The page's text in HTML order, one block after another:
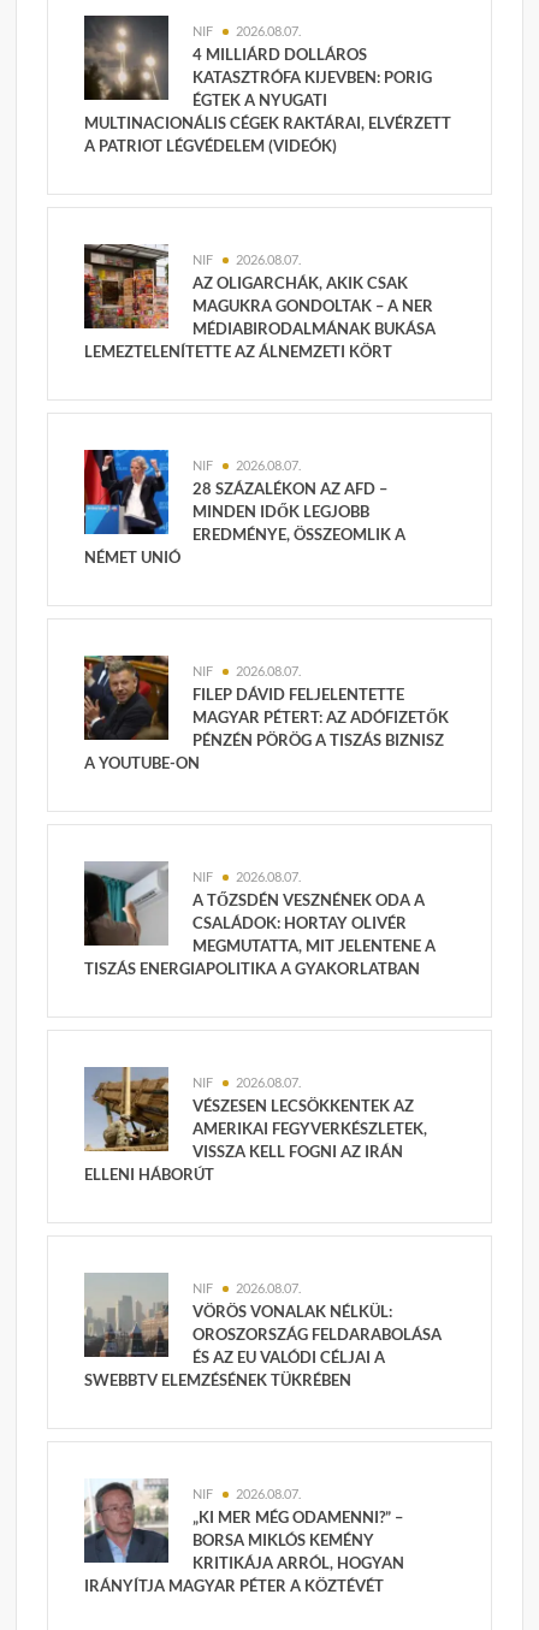
NIF 2026.08.07.
4 MILLIÁRD DOLLÁROS
KATASZTRÓFA KIJEVBEN: PORIG
ÉGTEK A NYUGATI
MULTINACIONÁLIS CÉGEK RAKTÁRAI, ELVÉRZETT
A PATRIOT LÉGVÉDELEM (VIDEÓK)
NIF 2026.08.07.
AZ OLIGARCHÁK, AKIK CSAK
MAGUKRA GONDOLTAK – A NER
MÉDIABIRODALMÁNAK BUKÁSA
LEMEZTELENÍTETTE AZ ÁLNEMZETI KÖRT
NIF 2026.08.07.
28 SZÁZALÉKON AZ AFD –
MINDEN IDŐK LEGJOBB
EREDMÉNYE, ÖSSZEOMLIK A
NÉMET UNIÓ
NIF 2026.08.07.
FILEP DÁVID FELJELENTETTE
MAGYAR PÉTERT: AZ ADÓFIZETŐK
PÉNZÉN PÖRÖG A TISZÁS BIZNISZ
A YOUTUBE-ON
NIF 2026.08.07.
A TŐZSDÉN VESZNÉNEK ODA A
CSALÁDOK: HORTAY OLIVÉR
MEGMUTATTA, MIT JELENTENE A
TISZÁS ENERGIAPOLITIKA A GYAKORLATBAN
NIF 2026.08.07.
VÉSZESEN LECSÖKKENTEK AZ
AMERIKAI FEGYVERKÉSZLETEK,
VISSZA KELL FOGNI AZ IRÁN
ELLENI HÁBORÚT
NIF 2026.08.07.
VÖRÖS VONALAK NÉLKÜL:
OROSZORSZÁG FELDARABOLÁSA
ÉS AZ EU VALÓDI CÉLJAI A
SWEBBTV ELEMZÉSÉNEK TÜKRÉBEN
NIF 2026.08.07.
„KI MER MÉG ODAMENNI?” –
BORSA MIKLÓS KEMÉNY
KRITIKÁJA ARRÓL, HOGYAN
IRÁNYÍTJA MAGYAR PÉTER A KÖZTÉVÉT